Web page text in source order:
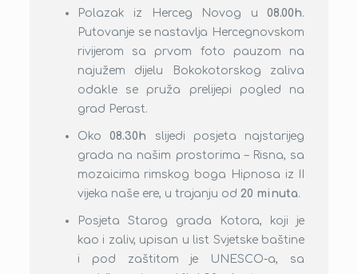
Polazak iz Herceg Novog u08.00h.
Putovanje se nastavlja Hercegnovskom
rivijerom sa prvom foto pauzom na
najužem dijelu Bokokotorskog zaliva
odakle se pruža prelijepi pogled na
grad Perast.
Oko08.30h slijedi posjeta najstarijeg
grada na našim prostorima – Risna, sa
mozaicima rimskog boga Hipnosa iz II
vijeka naše ere, u trajanju od 20 minuta.
Posjeta Starog grada Kotora, koji je
kao i zaliv, upisan u list Svjetske baštine
i pod zaštitom je UNESCO-a, sa
U cijenu je uračunato:
Prevoz klimatizovanim vozilima visoke
turističke klase
Usluga turističkog vodiča
Ulaznica za Rimske mozaike
Turistička taksa grada Kotora
Osiguranje
Na svim izletima u organizaciji turističke
agencije “Trend Travel” djeca do 2
godine starosti (ako ne koriste
sopstveno sjedište kao ni konzumaciju
jela i pića) ostvaruju popust na
izletničku kartu u iznosu od 100%.
Na svim izletima u organizaciji turističke
agencije “ Trend Travel”djeca do 12
godina starosti (uz korišćenje
sopstvenog sjedišta kao i konzumacije
Pravilnik o otkazivanju izleta od